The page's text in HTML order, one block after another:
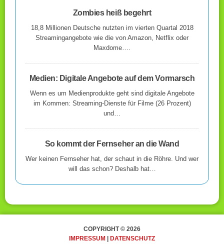
Zombies heiß begehrt
18,8 Millionen Deutsche nutzten im vierten Quartal 2018
Streamingangebote wie die von Amazon, Netflix oder
Maxdome….
Medien: Digitale Angebote auf dem Vormarsch
Wenn es um Medienprodukte geht sind digitale Angebote
im Kommen: Streaming-Dienste für Filme (26 Prozent)
und…
So kommt der Fernseher an die Wand
Wer keinen Fernseher hat, der schaut in die Röhre. Und wer
will das schon? Deshalb hat…
COPYRIGHT © 2026
IMPRESSUM | DATENSCHUTZ